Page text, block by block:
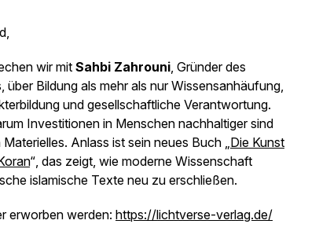
wir mit Sahbi Zahrouni, Gründer des
über Bildung als mehr als nur Wissensanhäufung,
und gesellschaftliche Verantwortung.
Investitionen in Menschen nachhaltiger sind
Anlass ist sein neues Buch „Die Kunst
“, das zeigt, wie moderne Wissenschaft
islamische Texte neu zu erschließen.
erworben werden: https://lichtverse-verlag.de/